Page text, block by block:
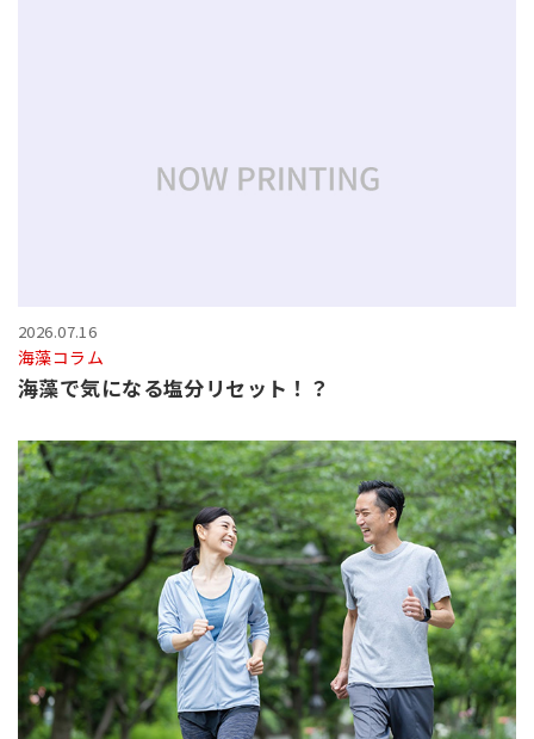
2026.07.16
海藻コラム
海藻で気になる塩分リセット！？